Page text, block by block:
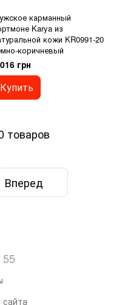
карманный
Karya из
кожи KR0991-20
коричневый
грн
Купить
товаров
Вперед
сайта